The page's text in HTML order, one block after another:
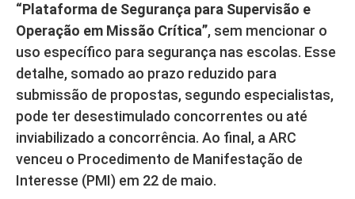
“Plataforma de Segurança para Supervisão e
Operação em Missão Crítica”, sem mencionar o
uso específico para segurança nas escolas. Esse
detalhe, somado ao prazo reduzido para
submissão de propostas, segundo especialistas,
pode ter desestimulado concorrentes ou até
inviabilizado a concorrência. Ao final, a ARC
venceu o Procedimento de Manifestação de
Interesse (PMI) em 22 de maio.